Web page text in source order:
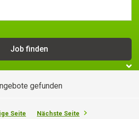
gefunden
Seite Nächste Seite